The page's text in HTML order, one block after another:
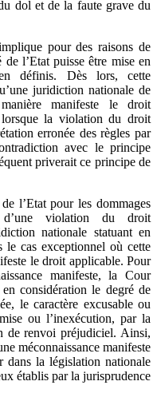
dol et de la faute grave du
pour des raisons de
l’Etat puisse être mise en
définis. Dès lors, cette
juridiction nationale de
manifeste le droit
la violation du droit
erronée des règles par
avec le principe
priverait ce principe de
l’Etat pour les dommages
violation du droit
nationale statuant en
le cas exceptionnel où cette
le droit applicable. Pour
manifeste, la Cour
considération le degré de
le caractère excusable ou
ou l’inexécution, par la
de renvoi préjudiciel. Ainsi,
méconnaissance manifeste
dans la législation nationale
établis par la jurisprudence